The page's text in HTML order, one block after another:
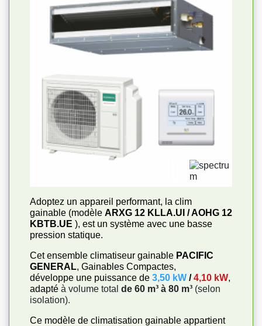
Adoptez un appareil performant, la clim
gainable (modèle ARXG 12 KLLA.UI / AOHG 12
KBTB.UE ), est un système avec une basse
pression statique.
Cet ensemble climatiseur gainable PACIFIC
GENERAL, Gainables Compactes,
développe une puissance de 3,50 kW /4,10 kW,
adapté à volume total de 60 m³ à 80 m³ (selon
isolation).
Ce modèle de climatisation gainable appartient